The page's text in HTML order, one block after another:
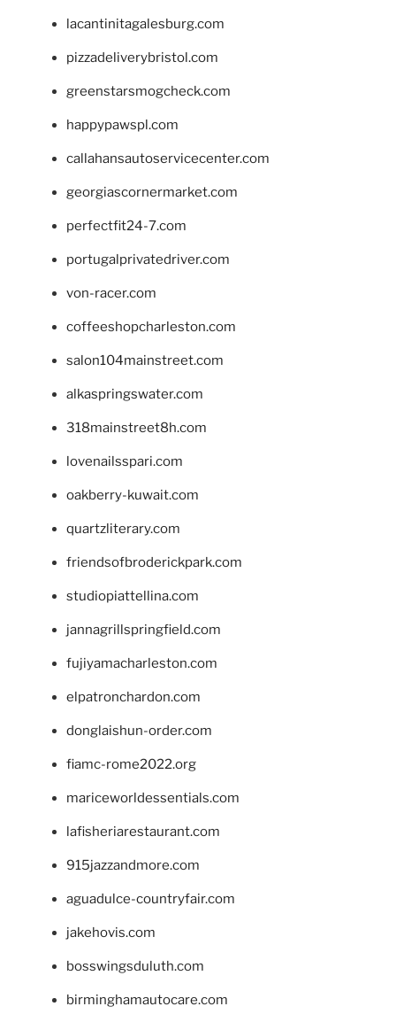
lacantinitagalesburg.com
pizzadeliverybristol.com
greenstarsmogcheck.com
happypawspl.com
callahansautoservicecenter.com
georgiascornermarket.com
perfectfit24-7.com
portugalprivatedriver.com
von-racer.com
coffeeshopcharleston.com
salon104mainstreet.com
alkaspringswater.com
318mainstreet8h.com
lovenailsspari.com
oakberry-kuwait.com
quartzliterary.com
friendsofbroderickpark.com
studiopiattellina.com
jannagrillspringfield.com
fujiyamacharleston.com
elpatronchardon.com
donglaishun-order.com
fiamc-rome2022.org
mariceworldessentials.com
lafisheriarestaurant.com
915jazzandmore.com
aguadulce-countryfair.com
jakehovis.com
bosswingsduluth.com
birminghamautocare.com